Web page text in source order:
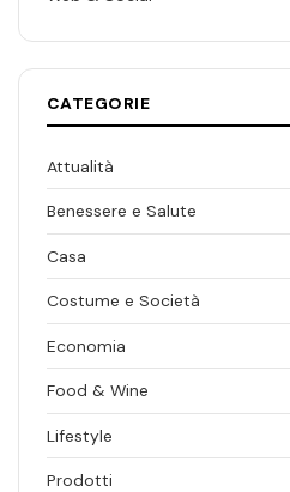
CATEGORIE
Attualità
Benessere e Salute
Casa
Costume e Società
Economia
Food & Wine
Lifestyle
Prodotti